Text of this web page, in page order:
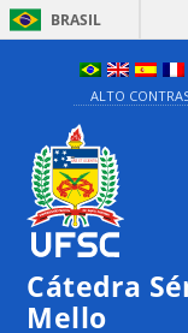
BRASIL
ALTO
Cátedra
Mello